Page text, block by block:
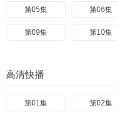
第05集 第06集
第09集 第10集
高清快播
第01集 第02集